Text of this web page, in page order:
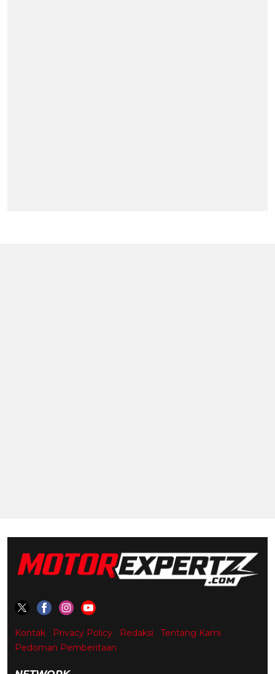
Kontak Privacy Policy Redaksi
Tentang Kami
Pedoman Pemberitaan